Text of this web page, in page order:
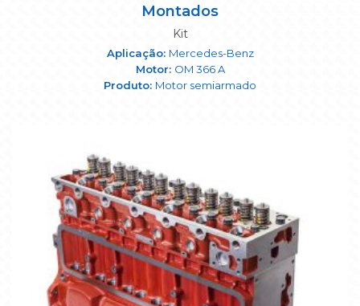
Montados
Kit
Mercedes-Benz
OM 366 A
Motor semiarmado